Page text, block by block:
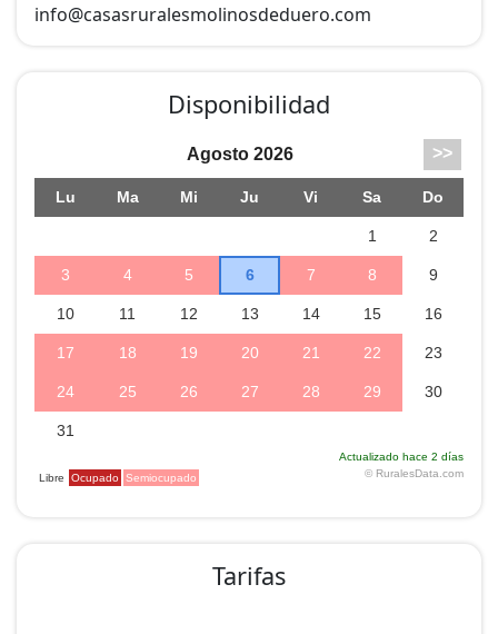
info@casasruralesmolinosdeduero.com
Disponibilidad
Tarifas